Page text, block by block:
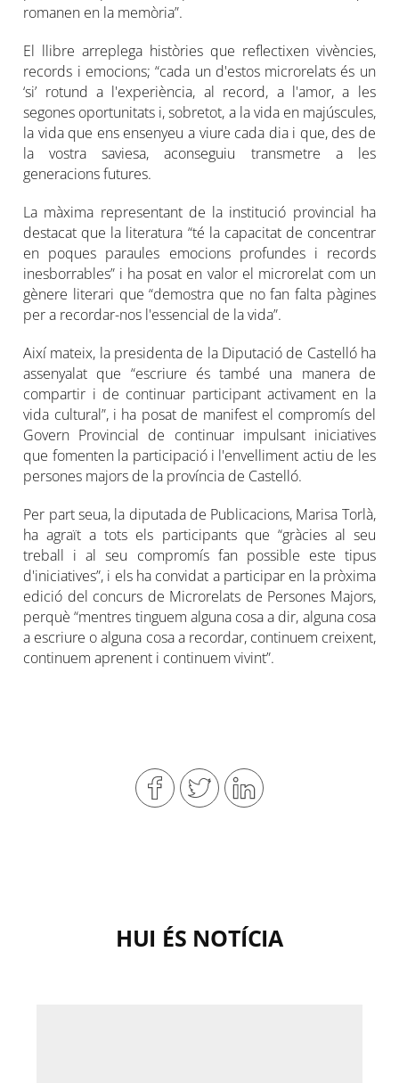
romanen en la memòria”.
El llibre arreplega històries que reflectixen vivències,
records i emocions; “cada un d'estos microrelats és un
‘si’ rotund a l'experiència, al record, a l'amor, a les
segones oportunitats i, sobretot, a la vida en majúscules,
la vida que ens ensenyeu a viure cada dia i que, des de
la vostra saviesa, aconseguiu transmetre a les
generacions futures.
La màxima representant de la institució provincial ha
destacat que la literatura “té la capacitat de concentrar
en poques paraules emocions profundes i records
inesborrables” i ha posat en valor el microrelat com un
gènere literari que “demostra que no fan falta pàgines
per a recordar-nos l'essencial de la vida”.
Així mateix, la presidenta de la Diputació de Castelló ha
assenyalat que “escriure és també una manera de
compartir i de continuar participant activament en la
vida cultural”, i ha posat de manifest el compromís del
Govern Provincial de continuar impulsant iniciatives
que fomenten la participació i l'envelliment actiu de les
persones majors de la província de Castelló.
Per part seua, la diputada de Publicacions, Marisa Torlà,
ha agraït a tots els participants que “gràcies al seu
treball i al seu compromís fan possible este tipus
d'iniciatives”, i els ha convidat a participar en la pròxima
edició del concurs de Microrelats de Persones Majors,
perquè “mentres tinguem alguna cosa a dir, alguna cosa
a escriure o alguna cosa a recordar, continuem creixent,
continuem aprenent i continuem vivint”.
HUI ÉS NOTÍCIA